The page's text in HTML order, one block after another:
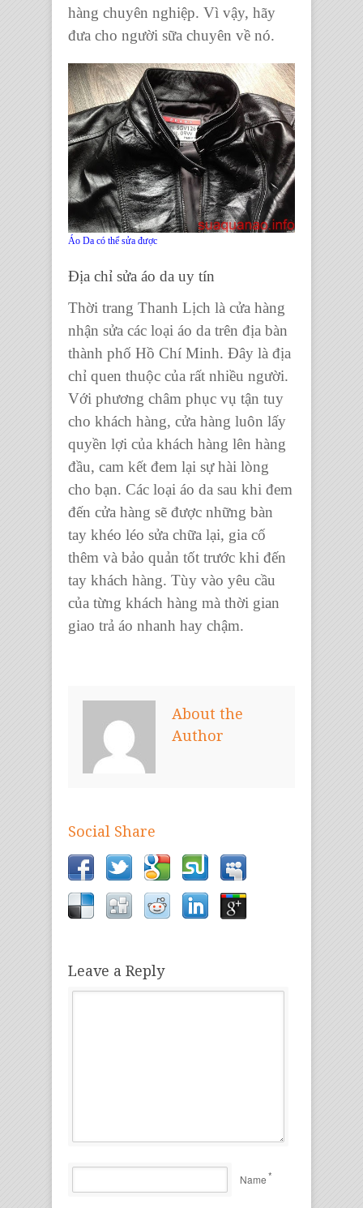
hàng chuyên nghiệp. Vì vậy, hãy
đưa cho người sữa chuyên về nó.
Áo Da có thể sửa được
Địa chỉ sửa áo da uy tín
Thời trang Thanh Lịch là cửa hàng
nhận sửa các loại áo da trên địa bàn
thành phố Hồ Chí Minh. Đây là địa
chỉ quen thuộc của rất nhiều người.
Với phương châm phục vụ tận tuy
cho khách hàng, cửa hàng luôn lấy
quyền lợi của khách hàng lên hàng
đầu, cam kết đem lại sự hài lòng
cho bạn. Các loại áo da sau khi đem
đến cửa hàng sẽ được những bàn
tay khéo léo sửa chữa lại, gia cố
thêm và bảo quản tốt trước khi đến
tay khách hàng. Tùy vào yêu cầu
của từng khách hàng mà thời gian
giao trả áo nhanh hay chậm.
About the
Author
Social Share
Leave a Reply
Name*